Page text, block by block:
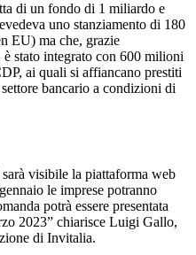
di un fondo di 1 miliardo e
uno stanziamento di 180
EU) ma che, grazie
stato integrato con 600 milioni
ai quali si affiancano prestiti
bancario a condizioni di
visibile la piattaforma web
le imprese potranno
potrà essere presentata
2023” chiarisce Luigi Gallo,
di Invitalia.